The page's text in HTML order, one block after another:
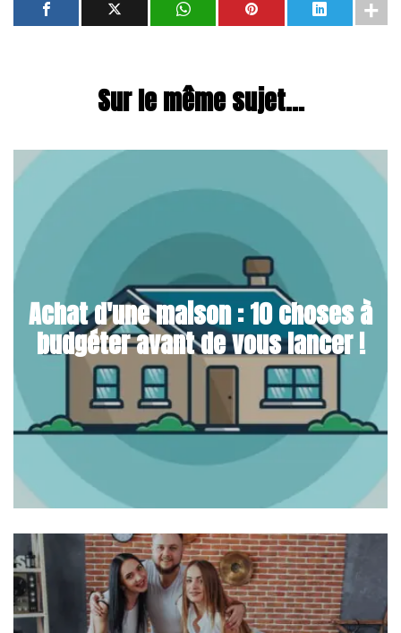
Sur le même sujet...
Achat d'une maison : 10 choses à
budgéter avant de vous lancer !